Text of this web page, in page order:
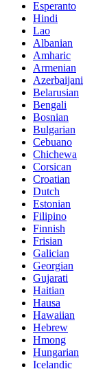
Esperanto
Hindi
Lao
Albanian
Amharic
Armenian
Azerbaijani
Belarusian
Bengali
Bosnian
Bulgarian
Cebuano
Chichewa
Corsican
Croatian
Dutch
Estonian
Filipino
Finnish
Frisian
Galician
Georgian
Gujarati
Haitian
Hausa
Hawaiian
Hebrew
Hmong
Hungarian
Icelandic